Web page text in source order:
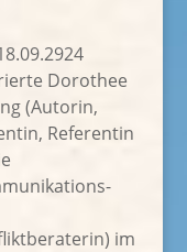
Dorothee
(Autorin,
Referentin
im